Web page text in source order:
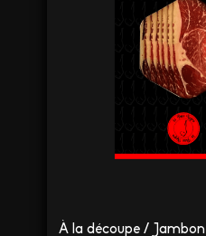
À la découpe/